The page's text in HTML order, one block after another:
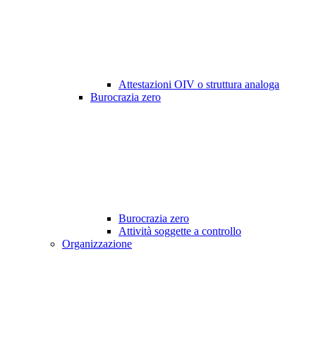
Attestazioni OIV o struttura analoga
Burocrazia zero
Burocrazia zero
Attività soggette a controllo
Organizzazione